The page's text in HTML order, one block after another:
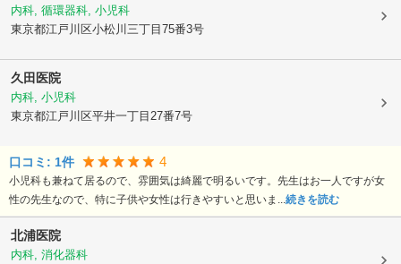
内科, 循環器科, 小児科
東京都江戸川区小松川三丁目75番3号
久田医院
内科, 小児科
東京都江戸川区平井一丁目27番7号
口コミ: 1件 4
小児科も兼ねて居るので、雰囲気は綺麗で明るいです。先生はお一人ですが女
性の先生なので、特に子供や女性は行きやすいと思いま...続きを読む
北浦医院
内科, 消化器科